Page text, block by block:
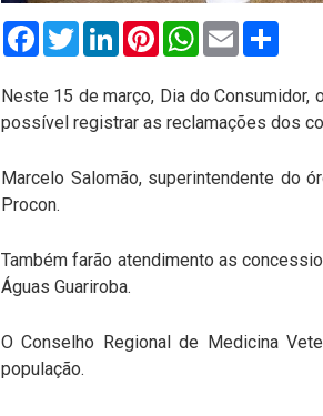
FacebookTwitterLinkedInPinterestWhatsApp
Email
Neste 15 de março, Dia do Consumidor,
possível registrar as reclamações dos
Marcelo Salomão, superintendente do
Procon.
Também farão atendimento as
Águas Guariroba.
O Conselho Regional de Medicina
população.